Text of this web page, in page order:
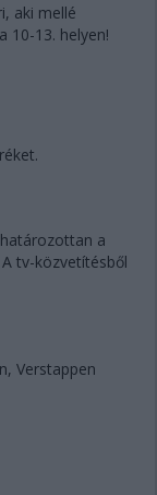
aki mellé
10-13. helyen!
a
tv-közvetítésből
Verstappen